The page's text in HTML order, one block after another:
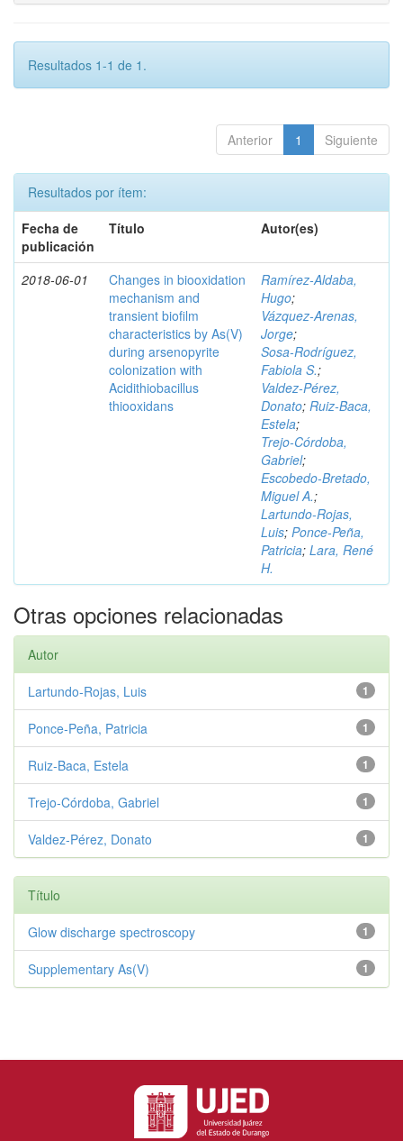
Resultados 1-1 de 1.
Anterior 1 Siguiente
Resultados por ítem:
Fecha de
publicación
Título Autor(es)
2018-06-01
Changes in biooxidation
mechanism and
transient biofilm
characteristics by As(V)
during arsenopyrite
colonization with
Acidithiobacillus
thiooxidans
Ramírez‑Aldaba,
Hugo;
Vázquez‑Arenas,
Jorge;
Sosa‑Rodríguez,
Fabiola S.;
Valdez‑Pérez,
Donato; Ruiz‑Baca,
Estela;
Trejo‑Córdoba,
Gabriel;
Escobedo‑Bretado,
Miguel A.;
Lartundo‑Rojas,
Luis; Ponce‑Peña,
Patricia; Lara, René
H.
Otras opciones relacionadas
Autor
1
Lartundo‑Rojas, Luis
1
Ponce‑Peña, Patricia
1
Ruiz‑Baca, Estela
1
Trejo‑Córdoba, Gabriel
1
Valdez‑Pérez, Donato
Título
1
Glow discharge spectroscopy
1
Supplementary As(V)